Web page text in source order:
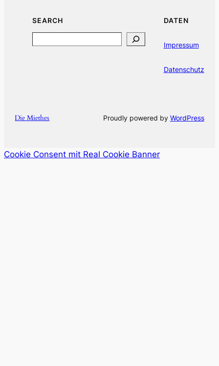
SEARCH DATEN
Impressum
Datenschutz
Die Miethes Proudly powered by WordPress
Cookie Consent mit Real Cookie Banner